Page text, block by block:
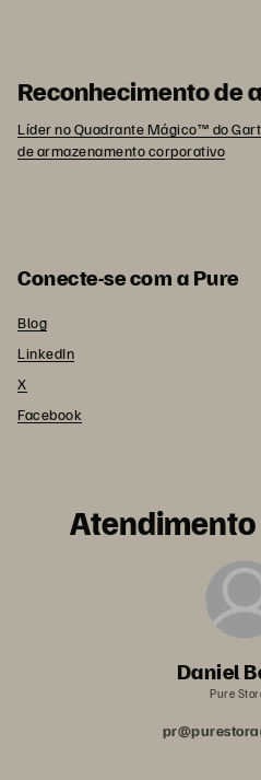
Reconhecimento de
Líder no Quadrante Mágico™ do
de armazenamento corporativo
Conecte-se com a Pure
Blog
LinkedIn
X
Facebook
Daniel
Pure